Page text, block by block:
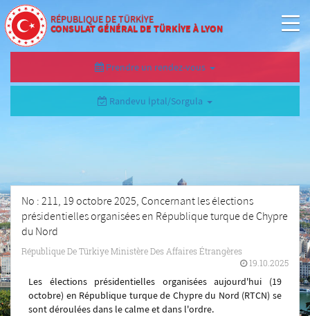
RÉPUBLIQUE DE TÜRKİYE
CONSULAT GÉNÉRAL DE TÜRKİYE À LYON
Prendre un rendez-vous
Randevu İptal/Sorgula
No : 211, 19 octobre 2025, Concernant les élections
présidentielles organisées en République turque de Chypre
du Nord
République De Türkiye Ministère Des Affaires Étrangères
19.10.2025
Les élections présidentielles organisées aujourd'hui (19
octobre) en République turque de Chypre du Nord (RTCN) se
sont déroulées dans le calme et dans l'ordre.